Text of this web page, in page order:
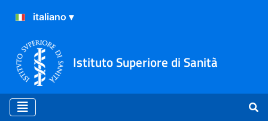
Istituto Superiore di Sanità